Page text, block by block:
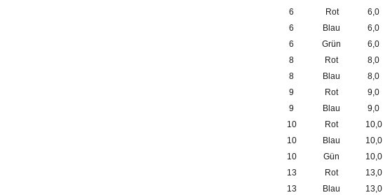
6
Rot 6,0
6
Blau 6,0
6
Grün 6,0
8
Rot 8,0
8
Blau 8,0
9
Rot 9,0
9
Blau 9,0
10
Rot 10,0
10
Blau 10,0
10
Gün 10,0
13
Rot 13,0
13
Blau 13,0